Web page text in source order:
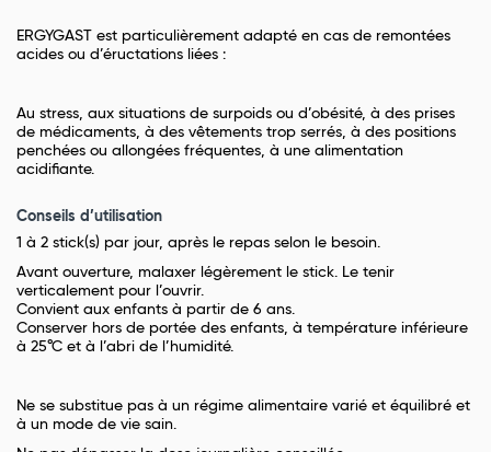
ERGYGAST est particulièrement adapté en cas de remontées
acides ou d’éructations liées :
Au stress, aux situations de surpoids ou d’obésité, à des prises
de médicaments, à des vêtements trop serrés, à des positions
penchées ou allongées fréquentes, à une alimentation
acidifiante.
Conseils d’utilisation
1 à 2 stick(s) par jour, après le repas selon le besoin.
Avant ouverture, malaxer légèrement le stick. Le tenir
verticalement pour l’ouvrir.
Convient aux enfants à partir de 6 ans.
Conserver hors de portée des enfants, à température inférieure
à 25°C et à l’abri de l’humidité.
Ne se substitue pas à un régime alimentaire varié et équilibré et
à un mode de vie sain.